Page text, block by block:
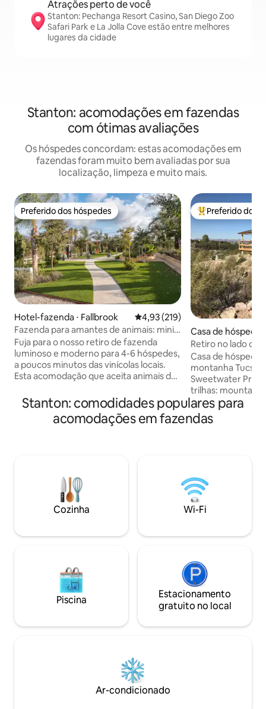
Atrações perto de você
Stanton: Pechanga Resort Casino, San Diego Zoo
Safari Park e La Jolla Cove estão entre melhores
lugares da cidade
Stanton: acomodações em fazendas
com ótimas avaliações
Os hóspedes concordam: estas acomodações em
fazendas foram muito bem avaliadas por sua
localização, limpeza e muito mais.
Preferido dos hóspedes
Preferido dos hóspedes
Hotel-fazenda ⋅ Fallbrook 4,93 de uma avaliação média de
4,93 (219)
Fazenda para amantes de animais: mini
burros e alpacas
Fuja para o nosso retiro de fazenda
luminoso e moderno para 4-6 hóspedes,
a poucos minutos das vinícolas locais.
Esta acomodação que aceita animais de
para a montanha, um espaço interno-
externo único e acesso a uma fazenda
com animais amigáveis. Perfeito para
desfrutam de seu próprio quintal
privado, separado das áreas comuns da
fazenda, criando um espaço tranquilo
para relaxar, descontrair ou desfrutar de
Entre os
Preferido dos
Casa de
Retiro no lado
Sonora
Casa de
montanha
Sweetwater
trilhas: mountain
corrida e
banheira de
churrasqueira,
vistas de fuga.
lote de 3 acres
deserto, estrelas
apenas 10 km da
da vida no rancho.
Stanton: comodidades populares para
acomodações em fazendas
Cozinha Wi-Fi
Piscina
Estacionamento
gratuito no local
Ar-condicionado